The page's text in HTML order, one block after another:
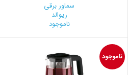
سماور برقی
ریوالد
ناموجود
ناموجود